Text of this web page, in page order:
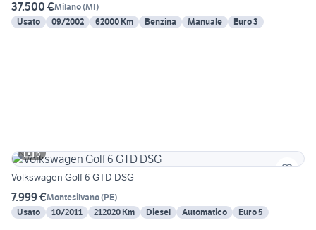
37.500 €Milano(MI)
Usato
09/2002 62000 Km Benzina Manuale Euro 3
6
Volkswagen Golf 6 GTD DSG
7.999 €Montesilvano(PE)
Usato
10/2011 212020 Km Diesel Automatico Euro 5